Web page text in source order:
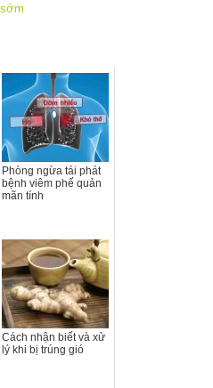
Phòng ngừa tái phát
bệnh viêm phế quản
mãn tính
Cách nhận biết và xử
lý khi bị trúng gió